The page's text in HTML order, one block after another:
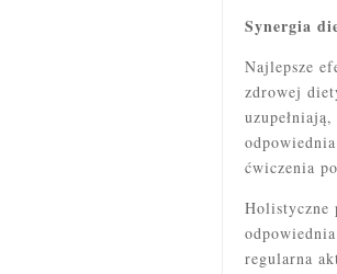
Synergia
Najlepsze
zdrowej
ćwiczenia
Holistyczne
regularna